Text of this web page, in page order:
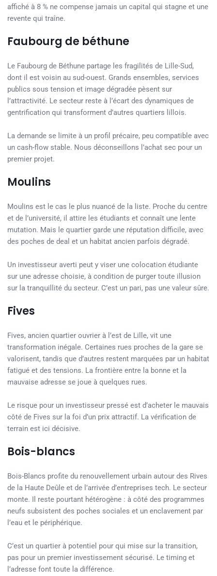
affiché à 8 % ne compense jamais un capital qui stagne et une
revente qui traîne.
Faubourg de béthune
Le Faubourg de Béthune partage les fragilités de Lille-Sud,
dont il est voisin au sud-ouest. Grands ensembles, services
publics sous tension et image dégradée pèsent sur
l’attractivité. Le secteur reste à l’écart des dynamiques de
gentrification qui transforment d’autres quartiers lillois.
La demande se limite à un profil précaire, peu compatible avec
un cash-flow stable. Nous déconseillons l’achat sec pour un
premier projet.
Moulins
Moulins est le cas le plus nuancé de la liste. Proche du centre
et de l’université, il attire les étudiants et connaît une lente
mutation. Mais le quartier garde une réputation difficile, avec
des poches de deal et un habitat ancien parfois dégradé.
Un investisseur averti peut y viser une colocation étudiante
sur une adresse choisie, à condition de purger toute illusion
sur la tranquillité du secteur. C’est un pari, pas une valeur sûre.
Fives
Fives, ancien quartier ouvrier à l’est de Lille, vit une
transformation inégale. Certaines rues proches de la gare se
valorisent, tandis que d’autres restent marquées par un habitat
fatigué et des tensions. La frontière entre la bonne et la
mauvaise adresse se joue à quelques rues.
Le risque pour un investisseur pressé est d’acheter le mauvais
côté de Fives sur la foi d’un prix attractif. La vérification de
terrain est ici décisive.
Bois-blancs
Bois-Blancs profite du renouvellement urbain autour des Rives
de la Haute Deûle et de l’arrivée d’entreprises tech. Le secteur
monte. Il reste pourtant hétérogène : à côté des programmes
neufs subsistent des poches sociales et un enclavement par
l’eau et le périphérique.
C’est un quartier à potentiel pour qui mise sur la transition,
pas pour un premier investissement sécurisé. Le timing et
l’adresse font toute la différence.